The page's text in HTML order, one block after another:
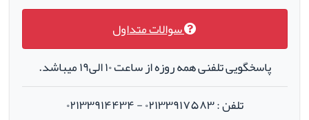
سوالات متداول
پاسخگویی تلفنی همه روزه از ساعت ۱۰ الی۱۹ میباشد.
تلفن : ۰۲۱۳۳۹۱۷۵۸۳ - ۰۲۱۳۳۹۱۴۴۳۴